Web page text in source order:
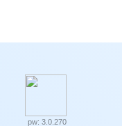
pw: 3.0.270